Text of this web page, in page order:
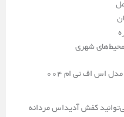
شهری
اس اف تی ام 004
کفش آدیداس مردانه